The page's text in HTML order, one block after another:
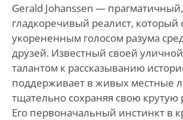
Gerald Johanssen — прагматичный,
гладкоречивый реалист, который
укорененным голосом разума
друзей. Известный своей
талантом к рассказыванию
поддерживает в живых местные
тщательно сохраняя свою крутую
Его первоначальный инстинкт в